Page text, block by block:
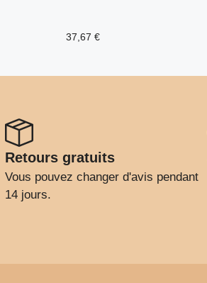
37,67 €
Retours gratuits
Vous pouvez changer d'avis pendant
14 jours.